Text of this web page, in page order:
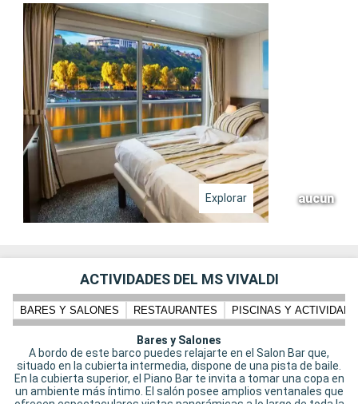
Explorar aucun
ACTIVIDADES DEL MS VIVALDI
BARES Y SALONES RESTAURANTES PISCINAS Y
Bares y Salones
A bordo de este barco puedes relajarte en el Salon Bar que,
situado en la cubierta intermedia, dispone de una pista de baile.
En la cubierta superior, el Piano Bar te invita a tomar una copa en
un ambiente más íntimo. El salón posee amplios ventanales que